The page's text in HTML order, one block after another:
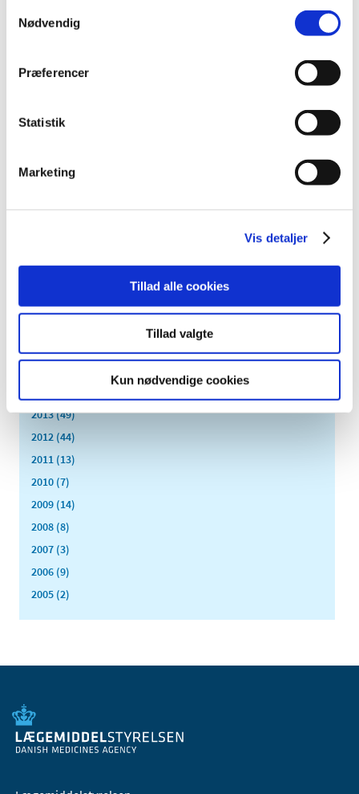
Nødvendig
Præferencer
Statistik
Marketing
Vis detaljer
Tillad alle cookies
Tillad valgte
Kun nødvendige cookies
august (10)
marts (10)
januar (19)
2022 (197)
2013 (49)
2012 (44)
2011 (13)
2010 (7)
2009 (14)
2008 (8)
2007 (3)
2006 (9)
2005 (2)